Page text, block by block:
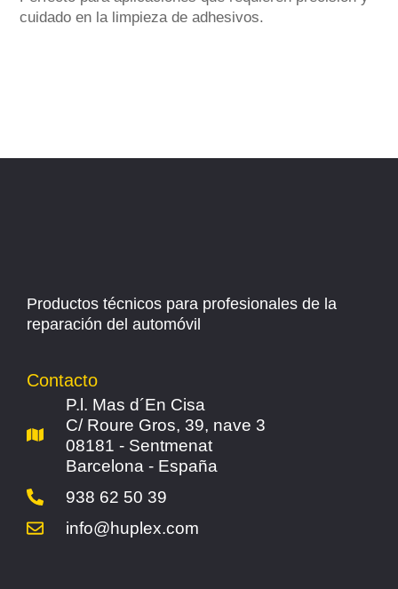
cuidado en la limpieza de adhesivos.
Productos técnicos para profesionales de la
reparación del automóvil
Contacto
P.l. Mas d´En Cisa
C/ Roure Gros, 39, nave 3
08181 - Sentmenat
Barcelona - España
938 62 50 39
info@huplex.com